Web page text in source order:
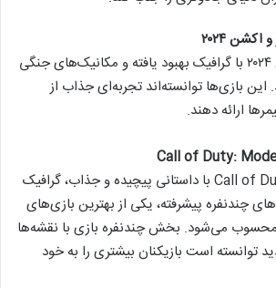
۲۰۲۴
بازی‌های شوتر در سال ۲۰۲۴ با گرافیک بهبود یافته و مکانیک‌های جنگی
این بازی‌ها توانسته‌اند تجربه‌ای جذاب از
ارائه دهند.
Call of Duty:
این نسخه از Call of Duty با داستانی پیچیده و جذاب، گرافیک
چندنفره پیشرفته، یکی از بهترین بازی‌های
شوتر سال ۲۰۲۴ محسوب می‌شود. بخش چندنفره بازی با نقشه‌ها
توانسته است بازیکنان بیشتری را به خود